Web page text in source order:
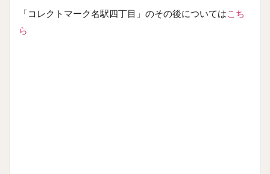
「コレクトマーク名駅四丁目」のその後については こち
ら